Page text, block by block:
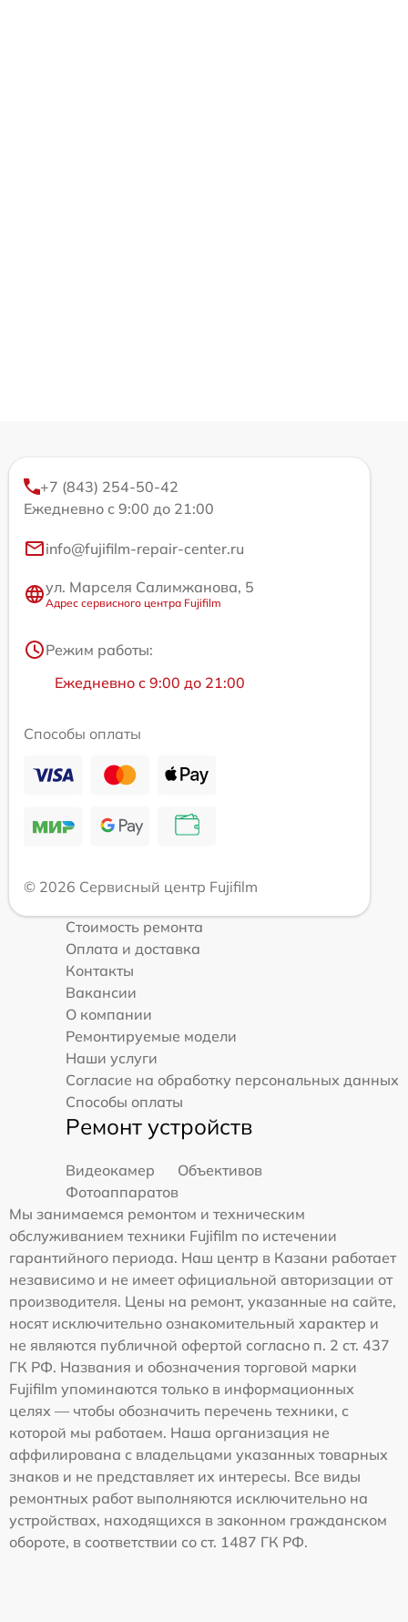
+7 (843) 254-50-42
Ежедневно с 9:00 до 21:00
info@fujifilm-repair-center.ru
ул. Марселя Салимжанова, 5
Адрес сервисного центра Fujifilm
Режим работы:
Ежедневно с 9:00 до 21:00
Способы оплаты
© 2026 Сервисный центр Fujifilm
Стоимость ремонта
Оплата и доставка
Контакты
Вакансии
О компании
Ремонтируемые модели
Наши услуги
Согласие на обработку персональных данных
Способы оплаты
Ремонт устройств
Видеокамер
Объективов
Фотоаппаратов
Мы занимаемся ремонтом и техническим
обслуживанием техники Fujifilm по истечении
гарантийного периода. Наш центр в Казани работает
независимо и не имеет официальной авторизации от
производителя. Цены на ремонт, указанные на сайте,
носят исключительно ознакомительный характер и
не являются публичной офертой согласно п. 2 ст. 437
ГК РФ. Названия и обозначения торговой марки
Fujifilm упоминаются только в информационных
целях — чтобы обозначить перечень техники, с
которой мы работаем. Наша организация не
аффилирована с владельцами указанных товарных
знаков и не представляет их интересы. Все виды
ремонтных работ выполняются исключительно на
устройствах, находящихся в законном гражданском
обороте, в соответствии со ст. 1487 ГК РФ.